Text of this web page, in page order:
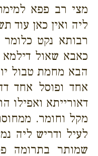
מצי רב פפא
ליה ואין כאן עוד
רבותא נקט
כאבא שאול דילמא
הבא מחמת טבול
אחד ופוסל אחד
דאורייתא ואפילו
מקל וחומר.
לעיל ודריש ליה
שמותר בתרומה